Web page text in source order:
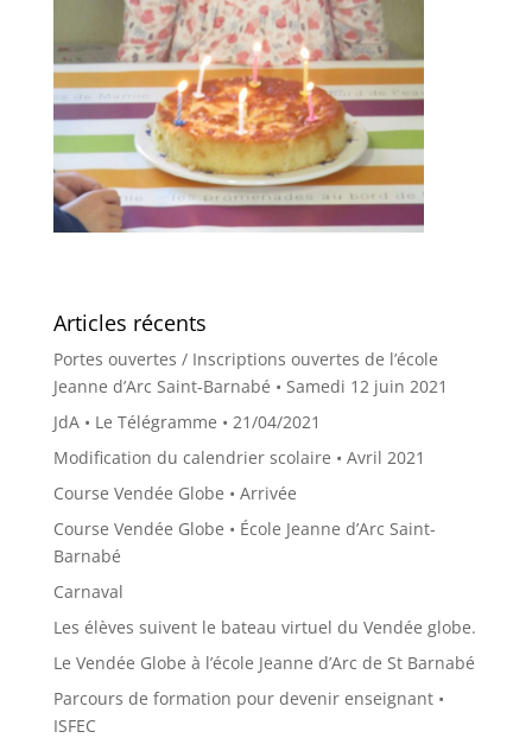
Articles récents
Portes ouvertes / Inscriptions ouvertes de l’école
Jeanne d’Arc Saint-Barnabé • Samedi 12 juin 2021
JdA • Le Télégramme • 21/04/2021
Modification du calendrier scolaire • Avril 2021
Course Vendée Globe • Arrivée
Course Vendée Globe • École Jeanne d’Arc Saint-
Barnabé
Carnaval
Les élèves suivent le bateau virtuel du Vendée globe.
Le Vendée Globe à l’école Jeanne d’Arc de St Barnabé
Parcours de formation pour devenir enseignant •
ISFEC